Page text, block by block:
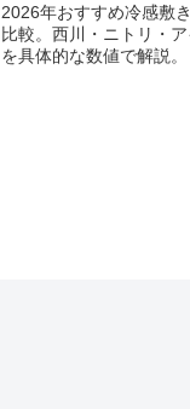
2026年おすすめ冷感敷
比較。西川・ニトリ・
を具体的な数値で解説。